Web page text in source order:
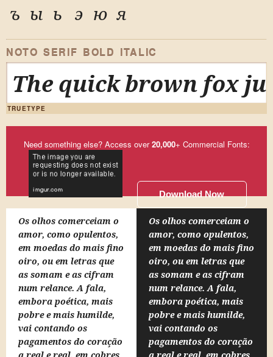
ъ ы ь э ю я
NOTO SERIF BOLD ITALIC
The quick brown fox
TRUETYPE
Need something else? Access over20,000+ Commercial Fonts:
Download Now
Os olhos comerceiam o
amor, como opulentos,
em moedas do mais fino
oiro, ou em letras que
as somam e as cifram
num relance. A fala,
embora poética, mais
pobre e mais humilde,
vai contando os
pagamentos do coração
Os olhos comerceiam o
amor, como opulentos,
em moedas do mais fino
oiro, ou em letras que
as somam e as cifram
num relance. A fala,
embora poética, mais
pobre e mais humilde,
vai contando os
pagamentos do coração